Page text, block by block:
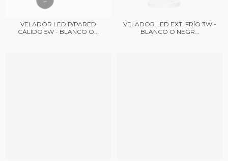
VELADOR LED P/PARED
CÁLIDO 5W - BLANCO O...
VELADOR LED EXT. FRÍO 3W -
BLANCO O NEGR...